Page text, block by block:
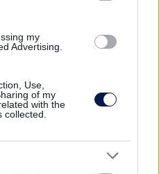
my
Advertising.
Use,
of my
with the
már nagyon
gyereket